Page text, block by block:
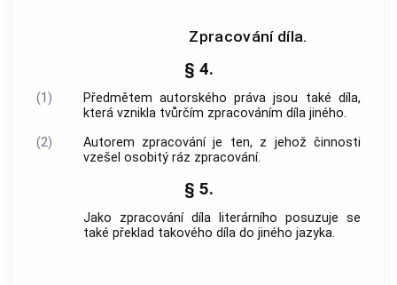
Zpracování díla.
§ 4.
(1)
Předmětem autorského práva jsou také díla,
která vznikla tvůrčím zpracováním díla jiného.
(2)
Autorem zpracování je ten, z jehož činnosti
vzešel osobitý ráz zpracování.
§ 5.
Jako zpracování díla literárního posuzuje se
také překlad takového díla do jiného jazyka.